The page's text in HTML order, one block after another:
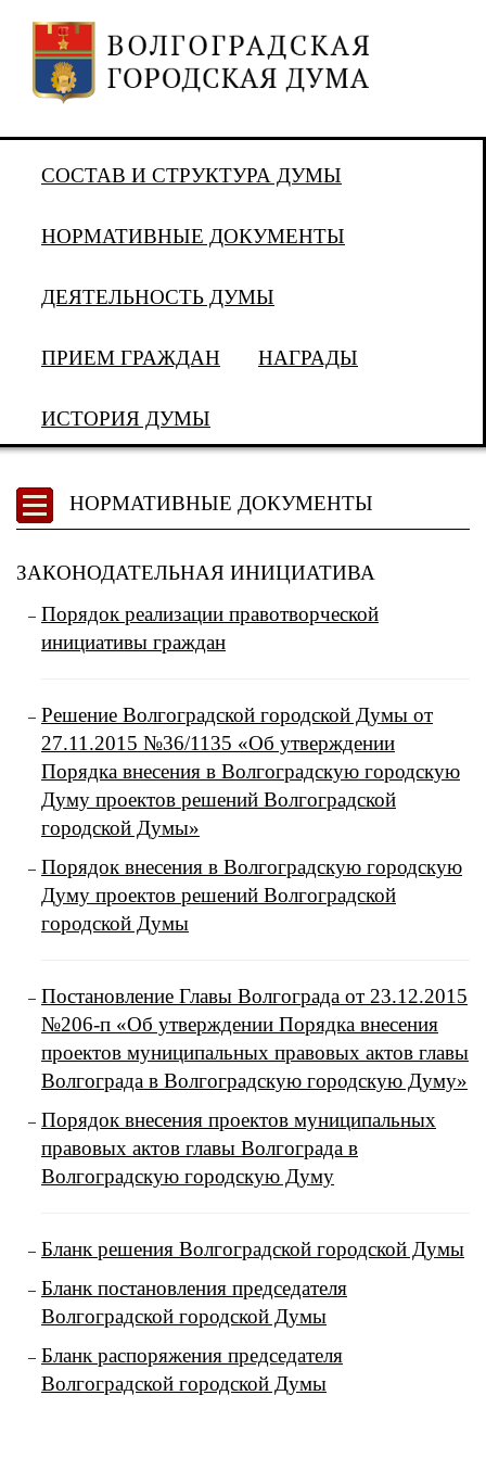
СОСТАВ И СТРУКТУРА ДУМЫ
НОРМАТИВНЫЕ ДОКУМЕНТЫ
ДЕЯТЕЛЬНОСТЬ ДУМЫ
ПРИЕМ ГРАЖДАН НАГРАДЫ
ИСТОРИЯ ДУМЫ
НОРМАТИВНЫЕ ДОКУМЕНТЫ
ЗАКОНОДАТЕЛЬНАЯ ИНИЦИАТИВА
Порядок реализации правотворческой
инициативы граждан
Решение Волгоградской городской Думы от
27.11.2015 №36/1135 «Об утверждении
Порядка внесения в Волгоградскую городскую
Думу проектов решений Волгоградской
городской Думы»
Порядок внесения в Волгоградскую городскую
Думу проектов решений Волгоградской
городской Думы
Постановление Главы Волгограда от 23.12.2015
№206-п «Об утверждении Порядка внесения
проектов муниципальных правовых актов главы
Волгограда в Волгоградскую городскую Думу»
Порядок внесения проектов муниципальных
правовых актов главы Волгограда в
Волгоградскую городскую Думу
Бланк решения Волгоградской городской Думы
Бланк постановления председателя
Волгоградской городской Думы
Бланк распоряжения председателя
Волгоградской городской Думы